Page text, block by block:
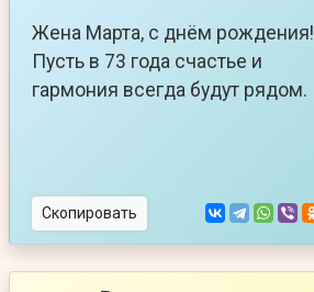
Жена Марта, с днём рождения!
Пусть в 73 года счастье и
гармония всегда будут рядом.
Скопировать